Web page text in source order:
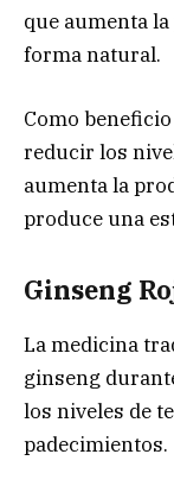
que aumenta
forma natural.
Como
reducir los
aumenta la
produce una
Ginseng
La medicina
ginseng
los niveles de
padecimientos.